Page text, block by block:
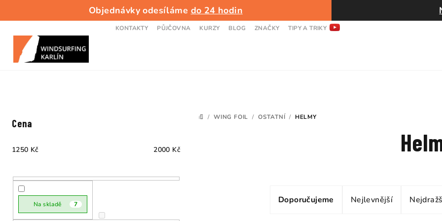
Objednávky odesíláme do 24 hodin
KONTAKTY PŮJČOVNA KURZY BLOG ZNAČKY TIPY A TRIKY
DOMŮ
/ WING FOIL / OSTATNÍ / HELMY
Cena
1250 Kč 2000 Kč
Na skladě 7 Doporučujeme Nejlevnější